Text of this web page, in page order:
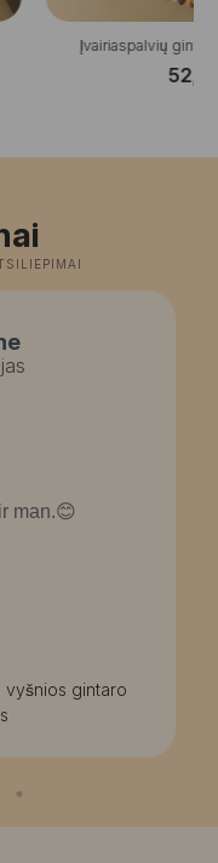
Įvairiaspalvių
man.😊
vyšnios gintaro